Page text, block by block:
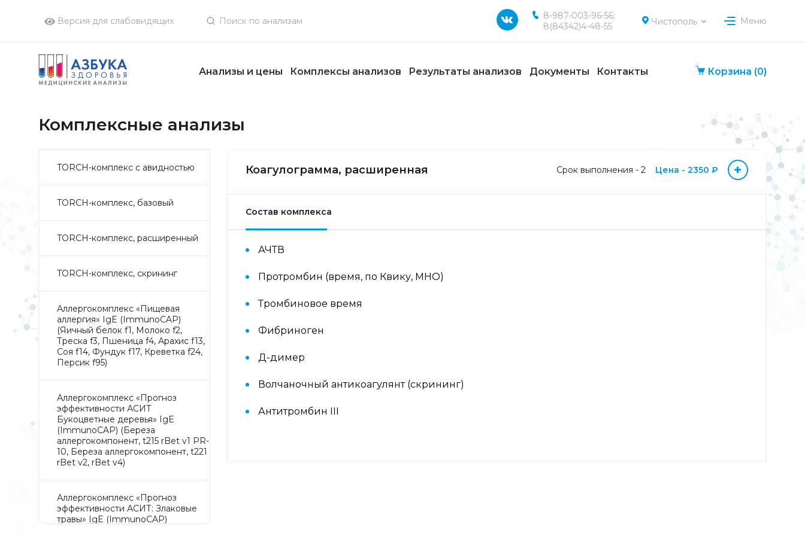
Версия для слабовидящих
8-987-003-96-56;
8(84342)4-48-55
Чистополь Меню
Анализы и цены Комплексы анализов Результаты анализов Документы Контакты Корзина (0)
Комплексные анализы
TORCH-комплекс с авидностью
TORCH-комплекс, базовый
TORCH-комплекс, расширенный
TORCH-комплекс, скрининг
Аллергокомплекс «Пищевая
аллергия» IgE (ImmunoCAP)
(Яичный белок f1, Молоко f2,
Треска f3, Пшеница f4, Арахис f13,
Соя f14, Фундук f17, Креветка f24,
Персик f95)
Аллергокомплекс «Прогноз
эффективности АСИТ
Букоцветные деревья» IgE
(ImmunoCAP) (Береза
аллергокомпонент, t215 rBet v1 PR-
10, Береза аллергокомпонент, t221
rBet v2, rBet v4)
Аллергокомплекс «Прогноз
эффективности АСИТ: Злаковые
травы» IgE (ImmunoCAP)
Коагулограмма, расширенная Срок выполнения - 2 Цена - 2350 ₽ +
Состав комплекса
АЧТВ
Протромбин (время, по Квику, МНО)
Тромбиновое время
Фибриноген
Д-димер
Волчаночный антикоагулянт (скрининг)
Антитромбин III